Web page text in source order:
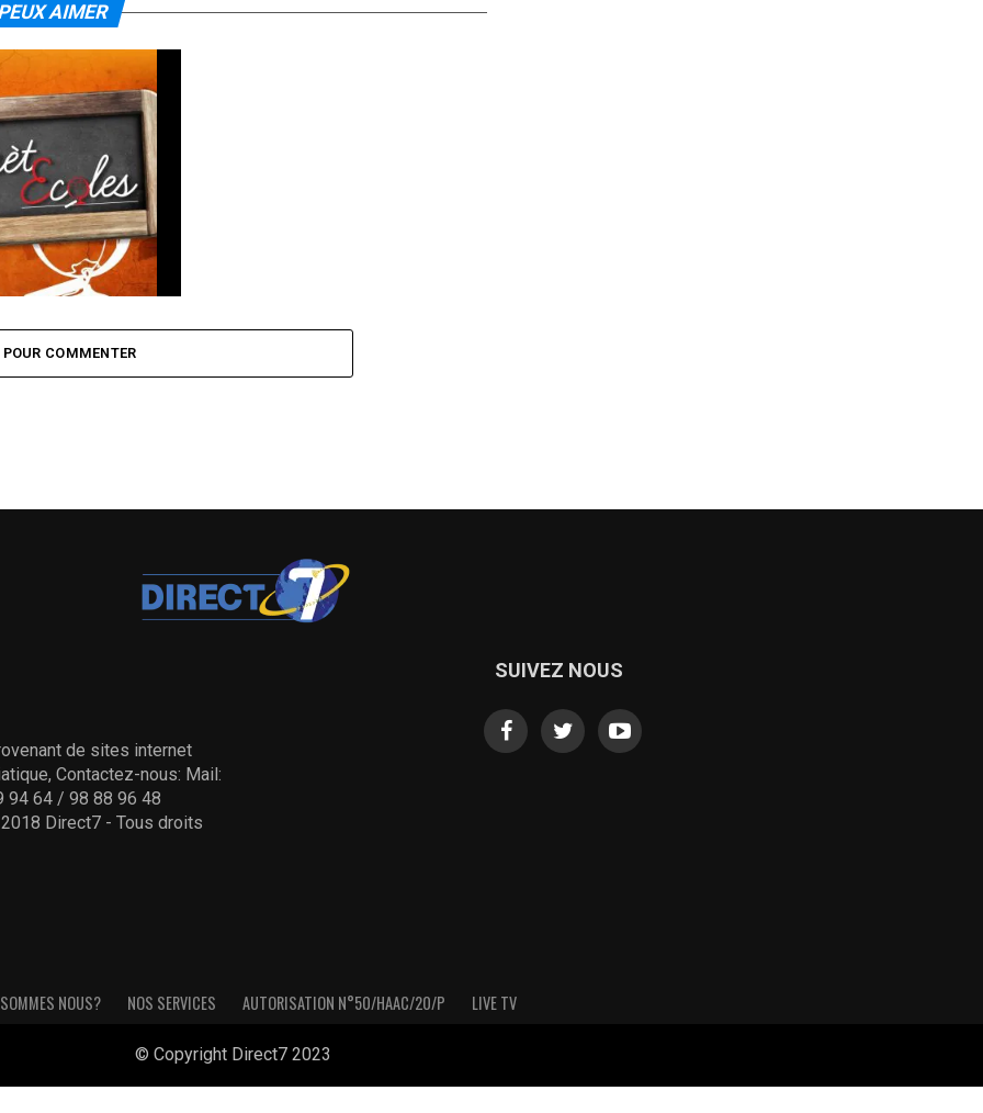
AIMER
Ecoles et Horizon
COMMENTER
de sites internet
Contactez-nous: Mail:
94 64 / 98 88 96 48
Direct7 - Tous droits
SUIVEZ NOUS
NOUS? NOS SERVICES AUTORISATION N°50/HAAC/20/P LIVE TV
© Copyright Direct7 2023